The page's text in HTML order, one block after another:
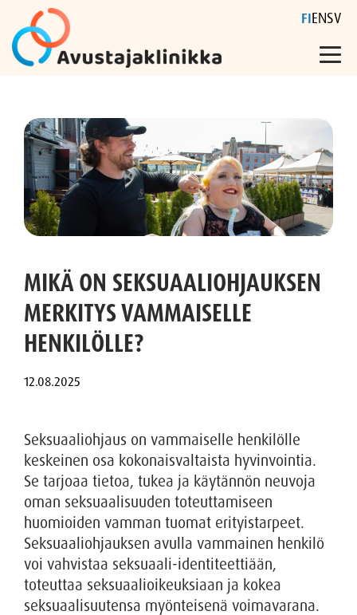
content
FIENSV
MIKÄ ON SEKSUAALIOHJAUKSEN
MERKITYS VAMMAISELLE
HENKILÖLLE?
Seksuaaliohjaus on vammaiselle henkilölle
keskeinen osa kokonaisvaltaista hyvinvointia.
Se tarjoaa tietoa, tukea ja käytännön neuvoja
oman seksuaalisuuden toteuttamiseen
huomioiden vamman tuomat erityistarpeet.
Seksuaaliohjauksen avulla vammainen henkilö
voi vahvistaa seksuaali-identiteettiään,
toteuttaa seksuaalioikeuksiaan ja kokea
seksuaalisuutensa myönteisenä voimavarana.